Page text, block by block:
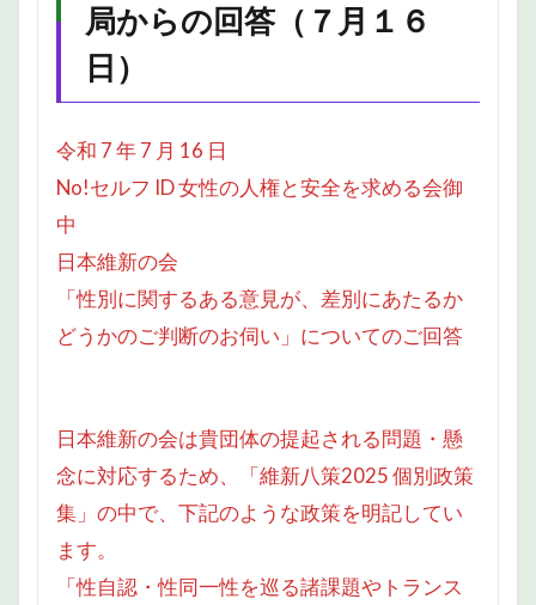
局からの回答（７月１６
日）
令和 7 年 7 月 16 日
No!セルフ ID 女性の人権と安全を求める会御
中
日本維新の会
「性別に関するある意見が、差別にあたるか
どうかのご判断のお伺い」についてのご回答
日本維新の会は貴団体の提起される問題・懸
念に対応するため、「維新八策2025 個別政策
集」の中で、下記のような政策を明記してい
ます。
「性自認・性同一性を巡る諸課題やトランス